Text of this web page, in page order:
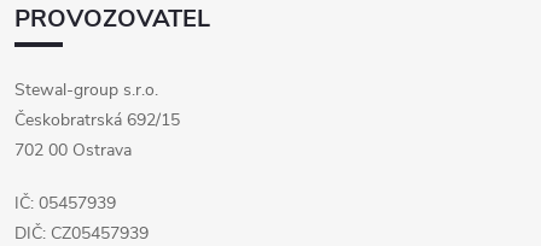
PROVOZOVATEL
Stewal-group s.r.o.
Českobratrská 692/15
702 00 Ostrava
IČ: 05457939
DIČ: CZ05457939